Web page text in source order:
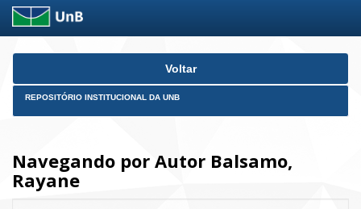
Skip
Voltar
REPOSITÓRIO INSTITUCIONAL DA UNB
Navegando por Autor Balsamo,
Rayane